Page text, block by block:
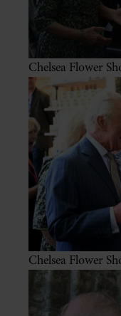
Chelsea Flower
Chelsea Flower